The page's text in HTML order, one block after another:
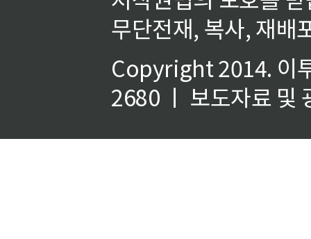
무단전재, 복사, 재배
Copyright 2014. 이
2680 ㅣ 보도자료